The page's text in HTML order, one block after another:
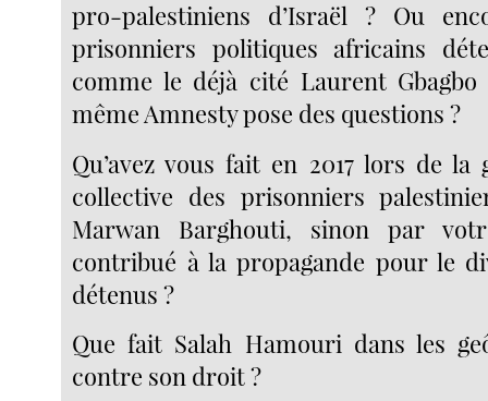
pro-palestiniens d’Israël ? Ou
prisonniers politiques africains
comme le déjà cité Laurent
même Amnesty pose des questions ?
Qu’avez vous fait en 2017 lors de
collective des prisonniers
Marwan Barghouti, sinon par
contribué à la propagande pour le
détenus ?
Que fait Salah Hamouri dans les
contre son droit ?